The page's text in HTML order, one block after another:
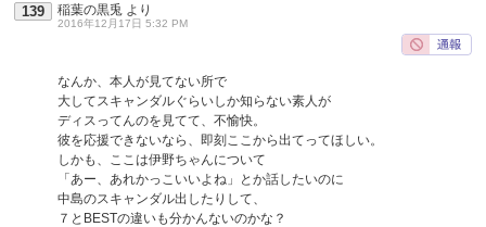
139 稲葉の黒兎 より
2016年12月17日 5:32 PM
なんか、本人が見てない所で
大してスキャンダルぐらいしか知らない素人が
ディスってんのを見てて、不愉快。
彼を応援できないなら、即刻ここから出てってほしい。
しかも、ここは伊野ちゃんについて
「あー、あれかっこいいよね」とか話したいのに
中島のスキャンダル出したりして、
７とBESTの違いも分かんないのかな？